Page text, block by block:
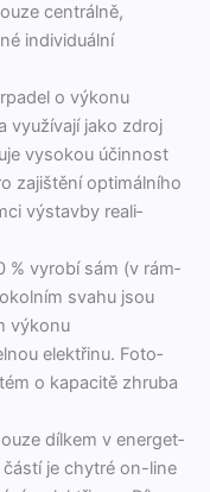
cen­trál­ně,
indi­viduál­ní
o výkonu
využí­va­jí jako zdroj
vysok­ou účin­nost
zajištění opti­mál­ního
výs­tav­by real­i­
% vyrobí sám (v rám­
svahu jsou
výkonu
elek­třinu. Foto­
o kapac­itě zhru­ba
dílkem v ener­get­
je chytré on-line